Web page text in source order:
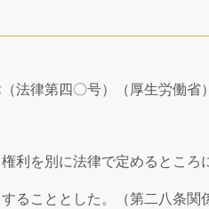
法律第四〇号）（厚生労働省）
を別に法律で定めるところ
こととした。（第二八条関